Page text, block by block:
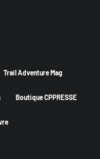
Trail Adventure Mag
Boutique CPPRESSE